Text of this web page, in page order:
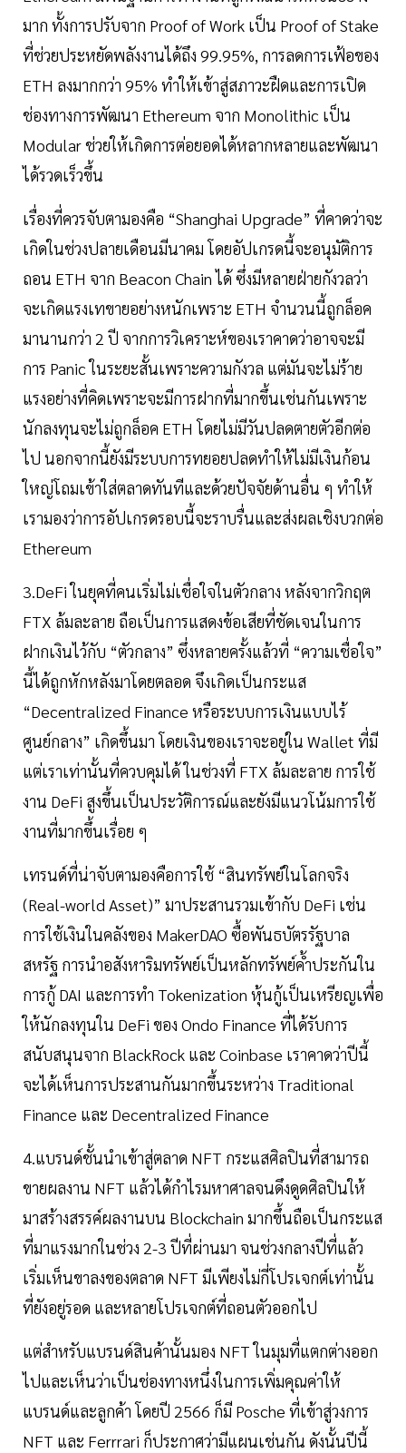
มาก ทั้งการปรับจาก Proof of Work เป็น Proof of Stake
ที่ช่วยประหยัดพลังงานได้ถึง 99.95%, การลดการเฟ้อของ
ETH ลงมากกว่า 95% ทำให้เข้าสู่สภาวะฝืดและการเปิด
ช่องทางการพัฒนา Ethereum จาก Monolithic เป็น
Modular ช่วยให้เกิดการต่อยอดได้หลากหลายและพัฒนา
ได้รวดเร็วขึ้น
เรื่องที่ควรจับตามองคือ “Shanghai Upgrade” ที่คาดว่าจะ
เกิดในช่วงปลายเดือนมีนาคม โดยอัปเกรดนี้จะอนุมัติการ
ถอน ETH จาก Beacon Chain ได้ ซึ่งมีหลายฝ่ายกังวลว่า
จะเกิดแรงเทขายอย่างหนักเพราะ ETH จำนวนนี้ถูกล็อค
มานานกว่า 2 ปี จากการวิเคราะห์ของเราคาดว่าอาจจะมี
การ Panic ในระยะสั้นเพราะความกังวล แต่มันจะไม่ร้าย
แรงอย่างที่คิดเพราะจะมีการฝากที่มากขึ้นเช่นกันเพราะ
นักลงทุนจะไม่ถูกล็อค ETH โดยไม่มีวันปลดตายตัวอีกต่อ
ไป นอกจากนี้ยังมีระบบการทยอยปลดทำให้ไม่มีเงินก้อน
ใหญ่โถมเข้าใส่ตลาดทันทีและด้วยปัจจัยด้านอื่น ๆ ทำให้
เรามองว่าการอัปเกรดรอบนี้จะราบรื่นและส่งผลเชิงบวกต่อ
Ethereum
3.DeFi ในยุคที่คนเริ่มไม่เชื่อใจในตัวกลาง หลังจากวิกฤต
FTX ล้มละลาย ถือเป็นการแสดงข้อเสียที่ชัดเจนในการ
ฝากเงินไว้กับ “ตัวกลาง” ซึ่งหลายครั้งแล้วที่ “ความเชื่อใจ”
นี้ได้ถูกหักหลังมาโดยตลอด จึงเกิดเป็นกระแส
“Decentralized Finance หรือระบบการเงินแบบไร้
ศูนย์กลาง” เกิดขึ้นมา โดยเงินของเราจะอยู่ใน Wallet ที่มี
แต่เราเท่านั้นที่ควบคุมได้ ในช่วงที่ FTX ล้มละลาย การใช้
งาน DeFi สูงขึ้นเป็นประวัติการณ์และยังมีแนวโน้มการใช้
งานที่มากขึ้นเรื่อย ๆ
เทรนด์ที่น่าจับตามองคือการใช้ “สินทรัพย์ในโลกจริง
(Real-world Asset)” มาประสานรวมเข้ากับ DeFi เช่น
การใช้เงินในคลังของ MakerDAO ซื้อพันธบัตรรัฐบาล
สหรัฐ การนำอสังหาริมทรัพย์เป็นหลักทรัพย์ค้ำประกันใน
การกู้ DAI และการทำ Tokenization หุ้นกู้เป็นเหรียญเพื่อ
ให้นักลงทุนใน DeFi ของ Ondo Finance ที่ได้รับการ
สนับสนุนจาก BlackRock และ Coinbase เราคาดว่าปีนี้
จะได้เห็นการประสานกันมากขึ้นระหว่าง Traditional
Finance และ Decentralized Finance
4.แบรนด์ชั้นนำเข้าสู่ตลาด NFT กระแสศิลปินที่สามารถ
ขายผลงาน NFT แล้วได้กำไรมหาศาลจนดึงดูดศิลปินให้
มาสร้างสรรค์ผลงานบน Blockchain มากขึ้นถือเป็นกระแส
ที่มาแรงมากในช่วง 2-3 ปีที่ผ่านมา จนช่วงกลางปีที่แล้ว
เริ่มเห็นขาลงของตลาด NFT มีเพียงไม่กี่โปรเจกต์เท่านั้น
ที่ยังอยู่รอด และหลายโปรเจกต์ที่ถอนตัวออกไป
แต่สำหรับแบรนด์สินค้านั้นมอง NFT ในมุมที่แตกต่างออก
ไปและเห็นว่าเป็นช่องทางหนึ่งในการเพิ่มคุณค่าให้
แบรนด์และลูกค้า โดยปี 2566 ก็มี Posche ที่เข้าสู่วงการ
NFT และ Ferrrari ก็ประกาศว่ามีแผนเช่นกัน ดังนั้นปีนี้